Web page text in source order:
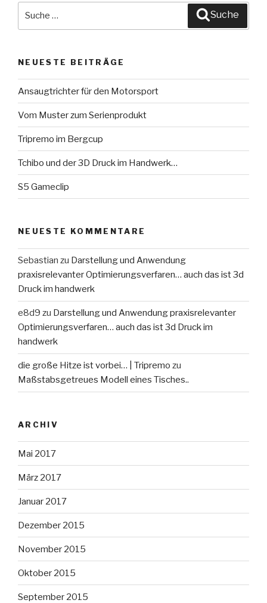
Suche
NEUESTE BEITRÄGE
Ansaugtrichter für den Motorsport
Vom Muster zum Serienprodukt
Tripremo im Bergcup
Tchibo und der 3D Druck im Handwerk…
S5 Gameclip
NEUESTE KOMMENTARE
Sebastian zu Darstellung und Anwendung
praxisrelevanter Optimierungsverfaren… auch das ist 3d
Druck im handwerk
e8d9 zu Darstellung und Anwendung praxisrelevanter
Optimierungsverfaren… auch das ist 3d Druck im
handwerk
die große Hitze ist vorbei… | Tripremo zu
Maßstabsgetreues Modell eines Tisches..
ARCHIV
Mai 2017
März 2017
Januar 2017
Dezember 2015
November 2015
Oktober 2015
September 2015